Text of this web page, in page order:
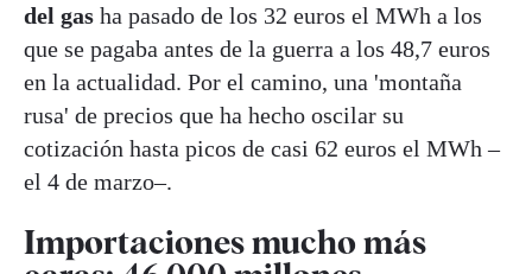
del gas ha pasado de los 32 euros el MWh a los
que se pagaba antes de la guerra a los 48,7 euros
en la actualidad. Por el camino, una 'montaña
rusa' de precios que ha hecho oscilar su
cotización hasta picos de casi 62 euros el MWh –
el 4 de marzo–.
Importaciones mucho más